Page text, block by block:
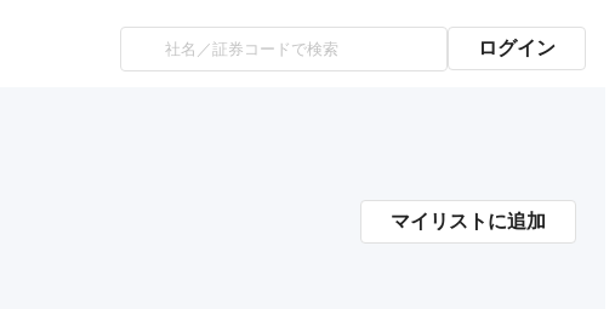
ログイン
マイリストに追加